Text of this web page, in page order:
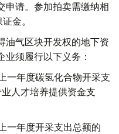
申请。参加拍卖需缴纳相
金。
油气区块开发权的地下资
须履行以下义务：
一年度碳氢化合物开采支
人才培养提供资金支
一年度开采支出总额的